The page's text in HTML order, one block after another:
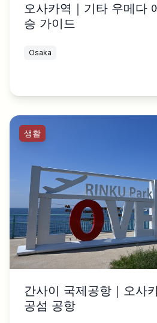
오사카역｜기타 우메다
승 가이드
Osaka
생활
간사이 국제공항｜오사
공섬 공항